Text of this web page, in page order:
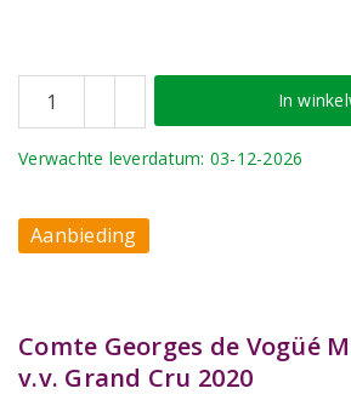
In
Verwachte leverdatum: 03-12-2026
Aanbieding
Comte Georges de Vogüé
v.v. Grand Cru 2020